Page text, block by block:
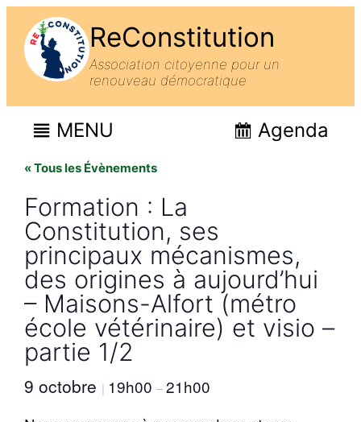
ReConstitution
Association citoyenne pour un
renouveau démocratique
MENU Agenda
« Tous les Évènements
Formation : La
Constitution, ses
principaux mécanismes,
des origines à aujourd’hui
– Maisons-Alfort (métro
école vétérinaire) et visio –
partie 1/2
9 octobre | 19h00–21h00